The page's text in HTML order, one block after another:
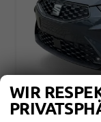
SEAT IBIZA
WIR